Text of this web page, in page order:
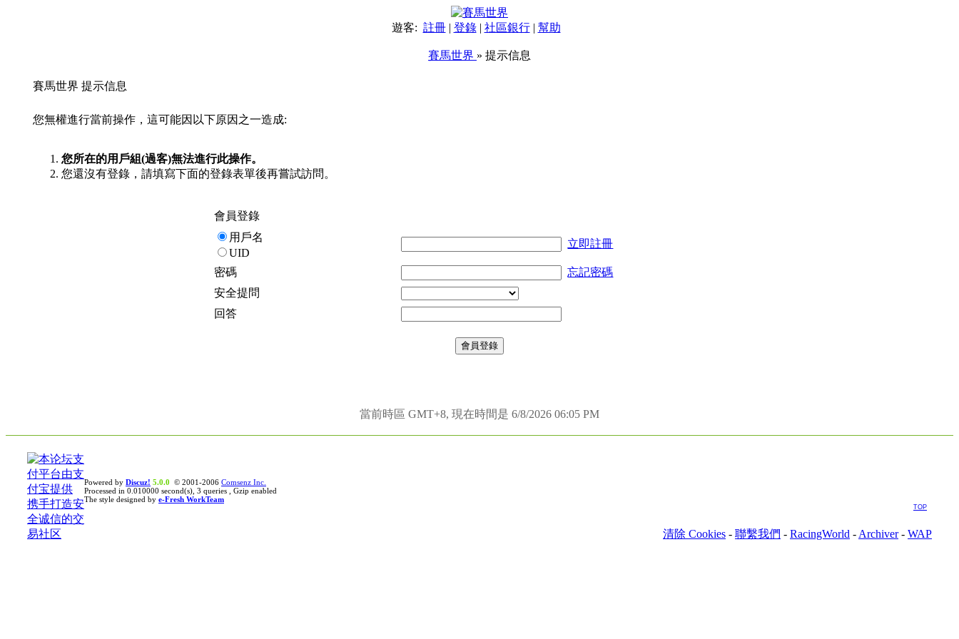
遊客: 註冊| 登錄| 社區銀行| 幫助
賽馬世界 » 提示信息
賽馬世界 提示信息
您無權進行當前操作，這可能因以下原因之一造成:
您所在的用戶組(過客)無法進行此操作。
您還沒有登錄，請填寫下面的登錄表單後再嘗試訪問。
會員登錄
用戶名
UID
立即註冊
密碼
忘記密碼
安全提問
回答
當前時區 GMT+8, 現在時間是 6/8/2026 06:05 PM
Powered by Discuz! 5.0.0 © 2001-2006 Comsenz Inc.
Processed in 0.010000 second(s), 3 queries , Gzip enabled
The style designed by e-Fresh WorkTeam
TOP
清除 Cookies - 聯繫我們 - RacingWorld - Archiver- WAP